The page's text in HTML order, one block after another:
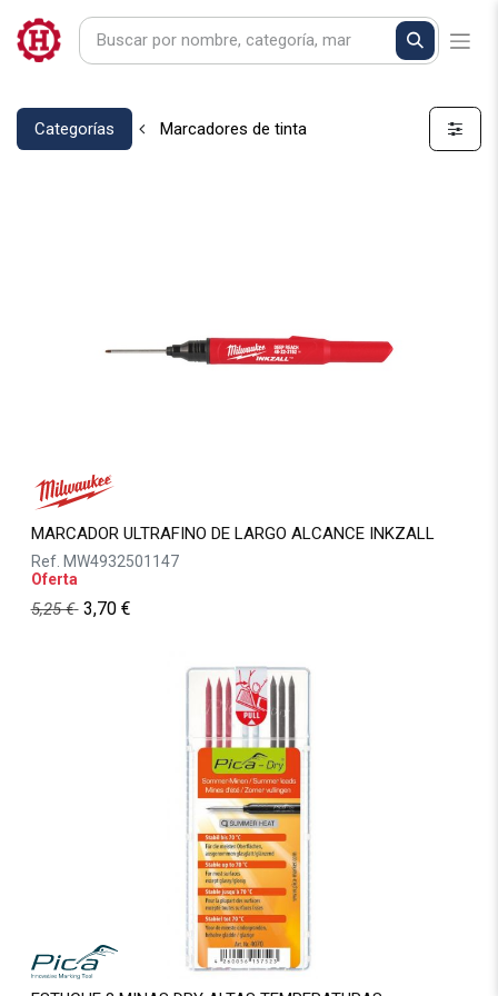
Categorías Marcadores de tinta
MARCADOR ULTRAFINO DE LARGO ALCANCE INKZALL
Ref. MW4932501147
Oferta
5,25€ 3,70€